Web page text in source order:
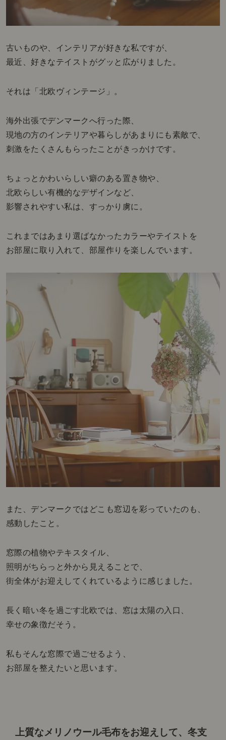
古いものや、インテリアが好きな私ですが、
最近、好きなテイストがグッと広がりました。
それは「北欧ヴィンテージ」。
海外出張でデンマークへ行った際、
現地の方のインテリアや暮らしがあまりにも素敵で、
刺激をたくさんもらったことがきっかけです。
ちょっとかわいらしい癖のある置き物や、
北欧らしい有機的なデザインなど、
影響されやすい私は、すっかり虜に。
これまではあまり選ばなかったカラーやテイストを
お部屋に取り入れて、部屋作りを楽しんでいます。
また、デンマークではどこも窓辺を彩っていたのも、
感動したこと。
窓際の植物やテキスタイル、
照明がちらっと外から見えることで、
街全体がお迎えしてくれているように感じました。
長く暗い冬を過ごす北欧では、窓は太陽の入口、
幸せの象徴だそう。
私もそんな窓際で過ごせるよう、
お部屋を整えたいと思います。
上質なメリノウール毛布をお迎えして、冬支